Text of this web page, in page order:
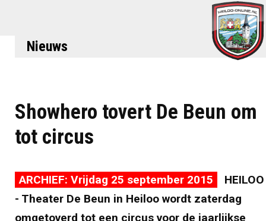
Nieuws
Showhero tovert De Beun om
tot circus
ARCHIEF: Vrijdag 25 september 2015
HEILOO
- Theater De Beun in Heiloo wordt zaterdag
omgetoverd tot een circus voor de jaarlijkse